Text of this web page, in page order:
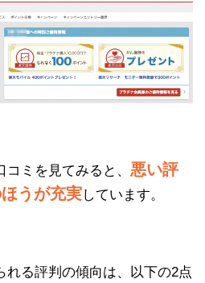
ミを見てみると、 悪い評
うが充実しています。
れる評判の傾向は、以下の2点